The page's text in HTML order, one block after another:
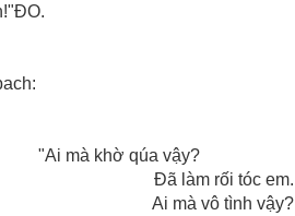
khờ qúa vậy?
Đã làm rối tóc em.
Ai mà vô tình vậy?